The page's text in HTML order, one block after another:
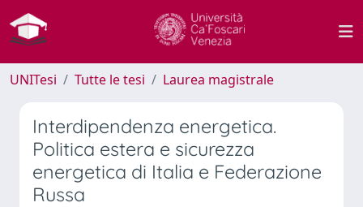
UNITesi Tutte le tesi Laurea magistrale
Interdipendenza energetica.
Politica estera e sicurezza
energetica di Italia e Federazione
Russa